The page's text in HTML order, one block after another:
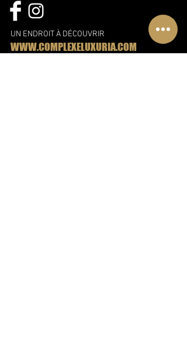
UN ENDROIT À DÉCOUVRIR
WWW.COMPLEXELUXURIA.COM